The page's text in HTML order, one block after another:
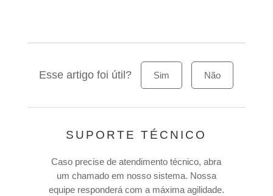
Esse artigo foi útil? Sim Não
SUPORTE TÉCNICO
Caso precise de atendimento técnico, abra
um chamado em nosso sistema. Nossa
equipe responderá com a máxima agilidade.